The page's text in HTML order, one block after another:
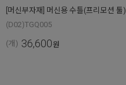
[머신부자재] 머신용 수틀(프리모션 툴)
(D02)TGQ005
(개) 36,600원